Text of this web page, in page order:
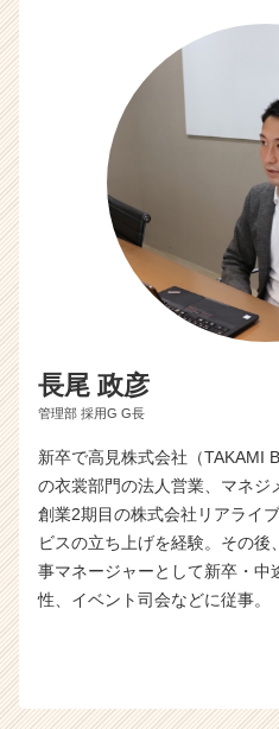
長尾 政彦
管理部 採用G G長
新卒で高見株式会社（TAKAMI
の衣裳部門の法人営業、マネジ
創業2期目の株式会社リアライ
ビスの立ち上げを経験。その後
事マネージャーとして新卒・中
性、イベント司会などに従事。